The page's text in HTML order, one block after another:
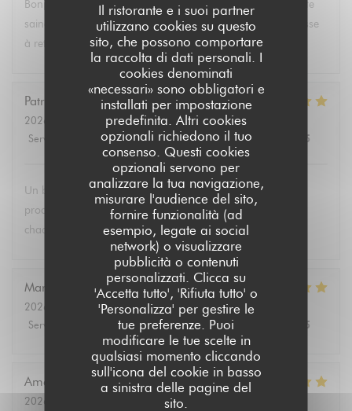
Il ristorante e i suoi partner
utilizzano cookies su questo
sito, che possono comportare
la raccolta di dati personali. I
cookies denominati
«necessari» sono obbligatori e
installati per impostazione
predefinita. Altri cookies
opzionali richiedono il tuo
consenso. Questi cookies
opzionali servono per
analizzare la tua navigazione,
misurare l'audience del sito,
fornire funzionalità (ad
esempio, legate ai social
network) o visualizzare
pubblicità o contenuti
personalizzati. Clicca su
'Accetta tutto', 'Rifiuta tutto' o
'Personalizza' per gestire le
tue preferenze. Puoi
modificare le tue scelte in
qualsiasi momento cliccando
sull'icona del cookie in basso
a sinistra delle pagine del
sito.
Bonjour , super service et mets délicieux. Un belle découverte
saine et équilibrée pas évident à trouver partout. Une adresse
à retenir .Merci.
Patricia
2026-08-02
- 13:30 - Ospiti 6
Servizio
Atmosfera: 4/5 Cucina: 5/5 Qualità / Prezzo /5
Un brunch dominical excellent avec un buffet de qualité de
produits végétariens et bio. Tous les convives se régalent à
chaque fois.
Marie Christine D
2026-08-02
- 13:30 - Ospiti 2
Servizio
Atmosfera: 4/5 Cucina: 5 /5 Qualità / Prezzo /5
Amélie
2026-08-01
- 19:00 - Ospiti 3